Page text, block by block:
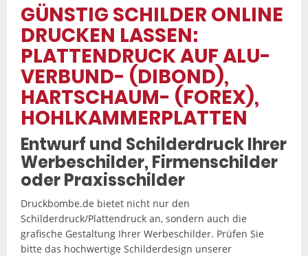
GÜNSTIG SCHILDER ONLINE
DRUCKEN LASSEN:
PLATTENDRUCK AUF ALU-
VERBUND- (DIBOND),
HARTSCHAUM- (FOREX),
HOHLKAMMERPLATTEN
Entwurf und Schilderdruck Ihrer
Werbeschilder, Firmenschilder
oder Praxisschilder
Druckbombe.de bietet nicht nur den
Schilderdruck/Plattendruck an, sondern auch die
grafische Gestaltung Ihrer Werbeschilder. Prüfen Sie
bitte das hochwertige Schilderdesign unserer